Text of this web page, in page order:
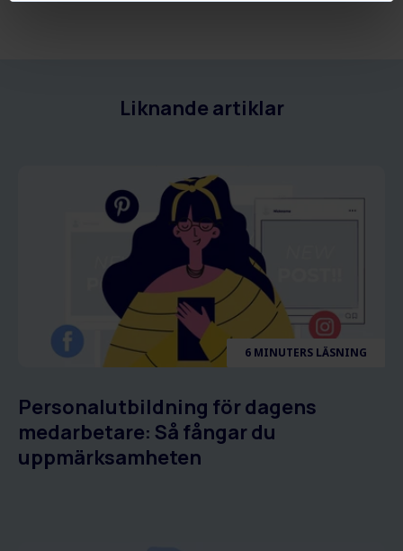
Liknande artiklar
6 MINUTERS LÄSNING
Personalutbildning för dagens
medarbetare: Så fångar du
uppmärksamheten